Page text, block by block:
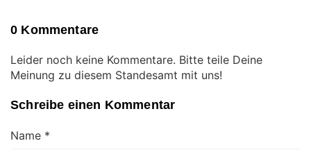
0 Kommentare
Leider noch keine Kommentare. Bitte teile Deine
Meinung zu diesem Standesamt mit uns!
Schreibe einen Kommentar
Name *